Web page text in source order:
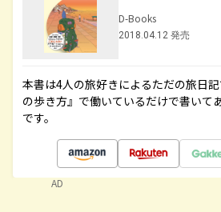
D-Books
2018.04.12 発売
本書は4人の旅好きによるただの旅日
の歩き方』で働いているだけで書いて
です。
AD